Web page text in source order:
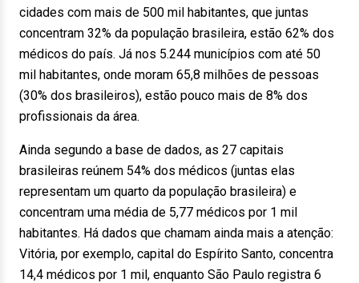
cidades com mais de 500 mil habitantes, que juntas
concentram 32% da população brasileira, estão 62% dos
médicos do país. Já nos 5.244 municípios com até 50
mil habitantes, onde moram 65,8 milhões de pessoas
(30% dos brasileiros), estão pouco mais de 8% dos
profissionais da área.
Ainda segundo a base de dados, as 27 capitais
brasileiras reúnem 54% dos médicos (juntas elas
representam um quarto da população brasileira) e
concentram uma média de 5,77 médicos por 1 mil
habitantes. Há dados que chamam ainda mais a atenção:
Vitória, por exemplo, capital do Espírito Santo, concentra
14,4 médicos por 1 mil, enquanto São Paulo registra 6